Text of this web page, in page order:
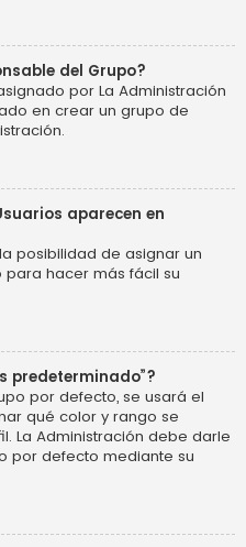
del Grupo?
por La Administración
en crear un grupo de
aparecen en
posibilidad de asignar un
hacer más fácil su
predeterminado”?
por defecto, se usará el
qué color y rango se
La Administración debe darle
por defecto mediante su